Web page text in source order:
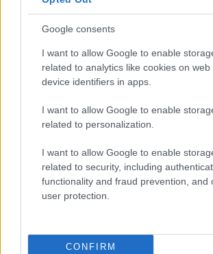
Google consents
I want to allow Google to enable
related to analytics like cookies on web
device identifiers in apps.
I want to allow Google to enable
related to personalization.
I want to allow Google to enable
related to security, including
functionality and fraud prevention, and
user protection.
CONFIRM
performans
jednak
muza
foch